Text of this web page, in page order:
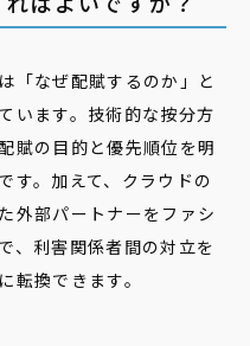
「なぜ配賦するのか」と
います。技術的な按分方
賦の目的と優先順位を明
す。加えて、クラウドの
外部パートナーをファシ
、利害関係者間の対立を
転換できます。